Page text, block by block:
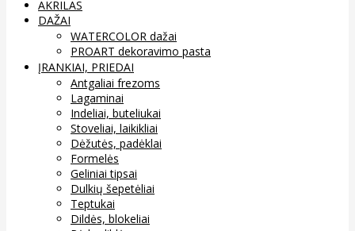
AKRILAS
DAŽAI
WATERCOLOR dažai
PROART dekoravimo pasta
ĮRANKIAI, PRIEDAI
Antgaliai frezoms
Lagaminai
Indeliai, buteliukai
Stoveliai, laikikliai
Dėžutės, padėklai
Formelės
Geliniai tipsai
Dulkių šepetėliai
Teptukai
Dildės, blokeliai